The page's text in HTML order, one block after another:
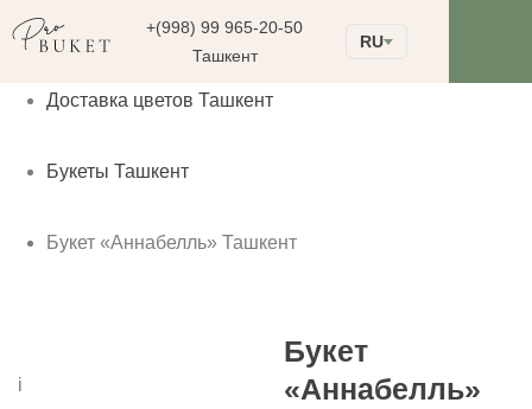
+(998) 99 965-20-50
Ташкент
RU
Доставка цветов Ташкент
Букеты Ташкент
Букет «Аннабелль» Ташкент
i
Букет
«Аннабелль»